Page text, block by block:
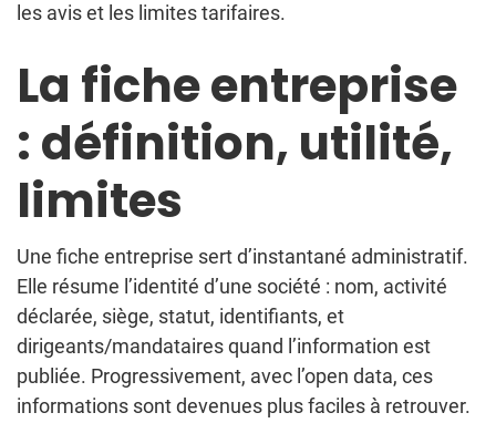
les avis et les limites tarifaires.
La fiche entreprise
: définition, utilité,
limites
Une fiche entreprise sert d’instantané administratif.
Elle résume l’identité d’une société : nom, activité
déclarée, siège, statut, identifiants, et
dirigeants/mandataires quand l’information est
publiée. Progressivement, avec l’open data, ces
informations sont devenues plus faciles à retrouver.